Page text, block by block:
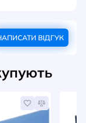
ВІДГУК